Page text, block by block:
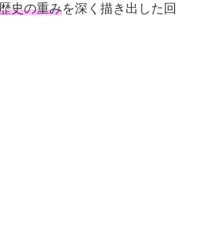
史の重みを深く描き出した回